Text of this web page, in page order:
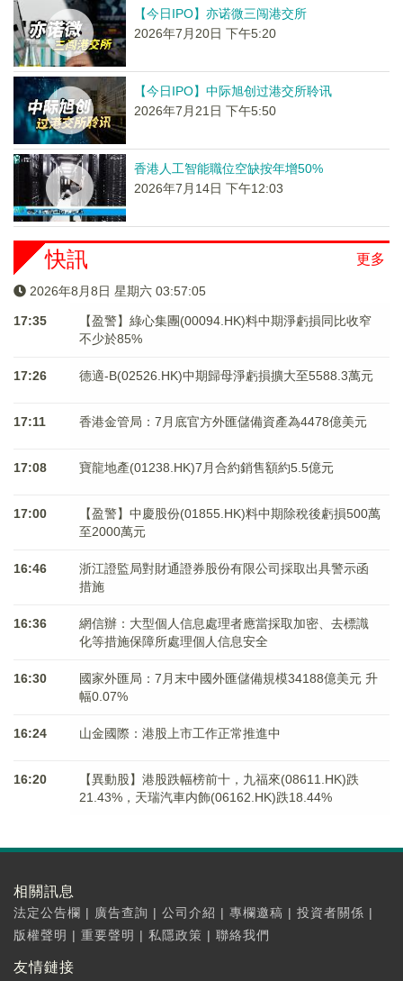
【今日IPO】亦诺微三闯港交所
2026年7月20日 下午5:20
【今日IPO】中际旭创过港交所聆讯
2026年7月21日 下午5:50
香港人工智能職位空缺按年增50%
2026年7月14日 下午12:03
更多
快訊
2026年8月8日 星期六 03:57:05
17:35
【盈警】綠心集團(00094.HK)料中期淨虧損同比收窄
不少於85%
17:26 德適-B(02526.HK)中期歸母淨虧損擴大至5588.3萬元
17:11 香港金管局：7月底官方外匯儲備資產為4478億美元
17:08 寶龍地產(01238.HK)7月合約銷售額約5.5億元
17:00
【盈警】中慶股份(01855.HK)料中期除稅後虧損500萬
至2000萬元
16:46
浙江證監局對財通證券股份有限公司採取出具警示函
措施
16:36
網信辦：大型個人信息處理者應當採取加密、去標識
化等措施保障所處理個人信息安全
16:30
國家外匯局：7月末中國外匯儲備規模34188億美元 升
幅0.07%
16:24 山金國際：港股上市工作正常推進中
16:20
【異動股】港股跌幅榜前十，九福來(08611.HK)跌
21.43%，天瑞汽車内飾(06162.HK)跌18.44%
相關訊息
法定公告欄 | 廣告查詢 | 公司介紹 | 專欄邀稿 | 投資者關係 |
版權聲明 | 重要聲明 | 私隱政策 | 聯絡我們
友情鏈接